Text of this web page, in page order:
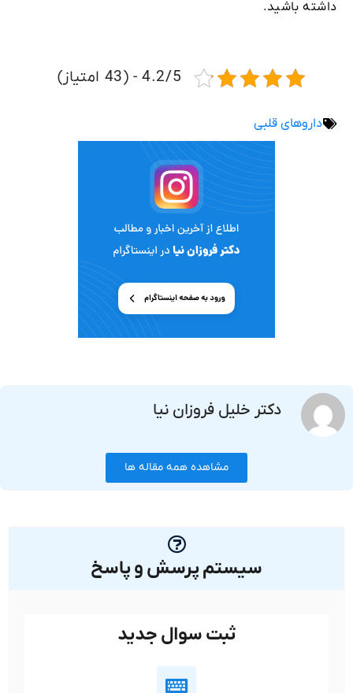
داشته باشید.
4.2/5 - (43 امتیاز)
داروهای قلبی
دکتر خلیل فروزان نیا
مشاهده همه مقاله ها
سیستم پرسش و پاسخ
ثبت سوال جدید